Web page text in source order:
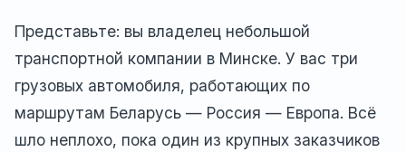
Представьте: вы владелец небольшой
транспортной компании в Минске. У вас три
грузовых автомобиля, работающих по
маршрутам Беларусь — Россия — Европа. Всё
шло неплохо, пока один из крупных заказчиков